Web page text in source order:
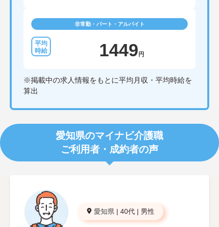
非常勤・パート・アルバイト
1449 円
※掲載中の求人情報をもとに平均月収・平均時給を
算出
愛知県のマイナビ介護職
ご利用者・成約者の声
愛知県 | 40代 | 男性